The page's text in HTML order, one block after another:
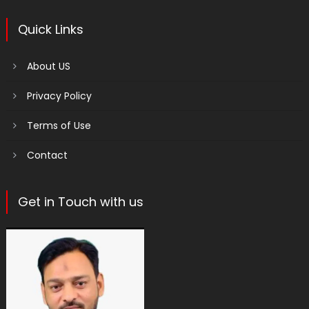
Quick Links
About US
Privacy Policy
Terms of Use
Contact
Get in Touch with us